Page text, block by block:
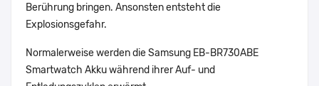
Berührung bringen. Ansonsten entsteht die
Explosionsgefahr.
Normalerweise werden die Samsung EB-BR730ABE
Smartwatch Akku während ihrer Auf- und